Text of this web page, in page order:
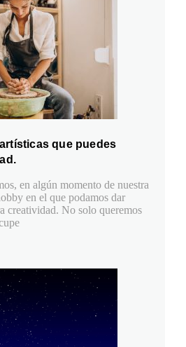
que puedes
en algún momento de nuestra
en el que podamos dar
creatividad. No solo queremos